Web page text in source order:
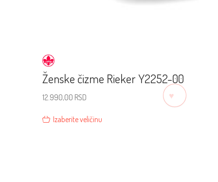
Ženske čizme Rieker Y2252-00
12.990,00 RSD
Izaberite veličinu